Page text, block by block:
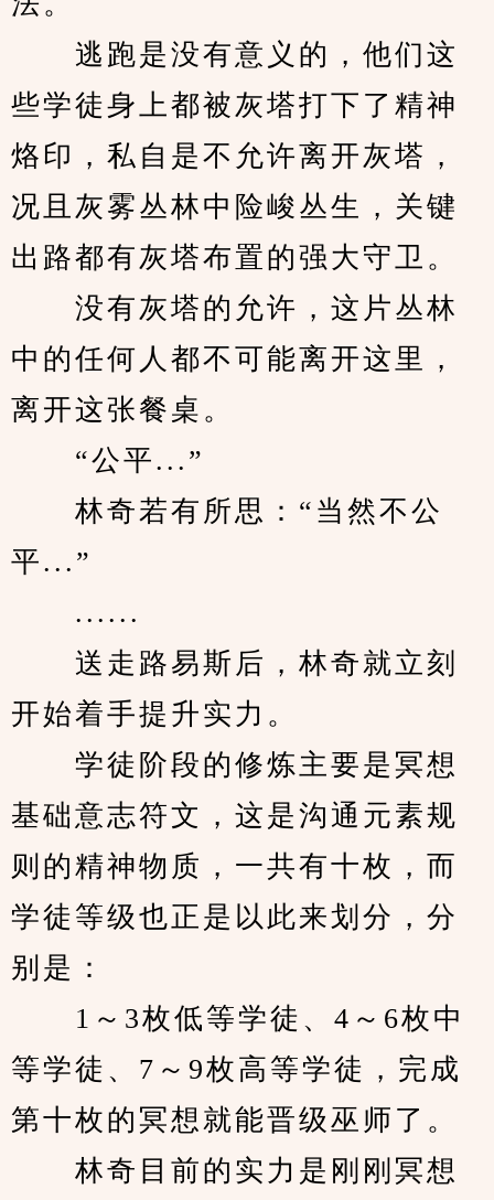
逃跑是没有意义的，他们这
些学徒身上都被灰塔打下了精神
烙印，私自是不允许离开灰塔，
况且灰雾丛林中险峻丛生，关键
出路都有灰塔布置的强大守卫。
没有灰塔的允许，这片丛林
中的任何人都不可能离开这里，
离开这张餐桌。
“公平...”
林奇若有所思：“当然不公
平...”
......
送走路易斯后，林奇就立刻
开始着手提升实力。
学徒阶段的修炼主要是冥想
基础意志符文，这是沟通元素规
则的精神物质，一共有十枚，而
学徒等级也正是以此来划分，分
别是：
1～3枚低等学徒、4～6枚中
等学徒、7～9枚高等学徒，完成
第十枚的冥想就能晋级巫师了。
林奇目前的实力是刚刚冥想